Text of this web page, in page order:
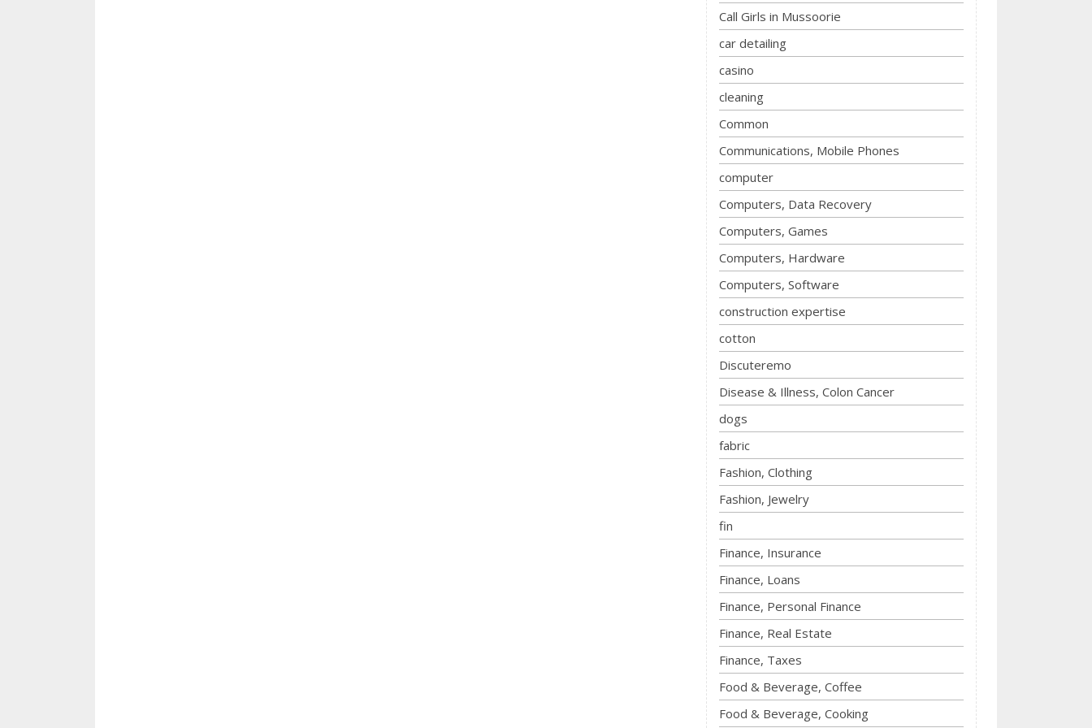
Call Girls in Mussoorie
car detailing
casino
cleaning
Common
Communications, Mobile Phones
computer
Computers, Data Recovery
Computers, Games
Computers, Hardware
Computers, Software
construction expertise
cotton
Discuteremo
Disease & Illness, Colon Cancer
dogs
fabric
Fashion, Clothing
Fashion, Jewelry
fin
Finance, Insurance
Finance, Loans
Finance, Personal Finance
Finance, Real Estate
Finance, Taxes
Food & Beverage, Coffee
Food & Beverage, Cooking